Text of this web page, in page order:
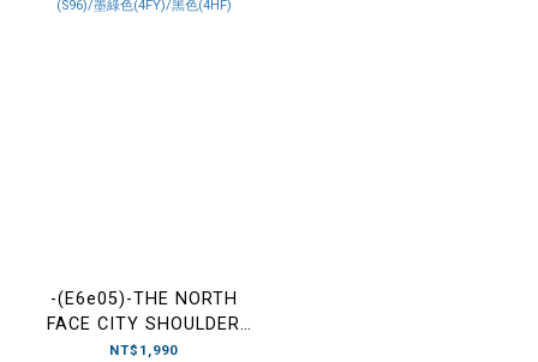
-(E6e05)-THE NORTH
FACE CITY SHOULDER
BAG 2.5L CORDURA 抗撕
NT$1,990